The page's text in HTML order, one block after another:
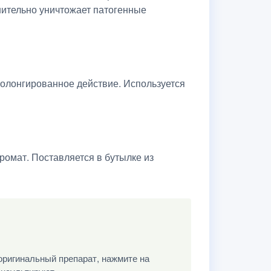
уничтожает патогенные
действие. Используется
Поставляется в бутылке из
препарат, нажмите на